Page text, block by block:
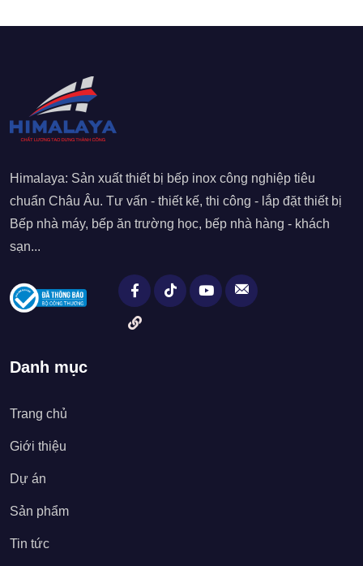
Himalaya: Sản xuất thiết bị bếp inox công nghiệp tiêu
chuẩn Châu Âu. Tư vấn - thiết kế, thi công - lắp đặt thiết bị
Bếp nhà máy, bếp ăn trường học, bếp nhà hàng - khách
sạn...
Danh mục
Trang chủ
Giới thiệu
Dự án
Sản phẩm
Tin tức